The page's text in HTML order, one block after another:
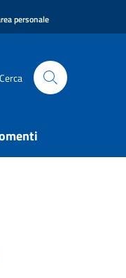
personale
Cerca